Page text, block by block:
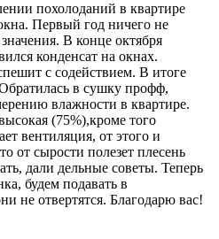
похолоданий в квартире
Первый год ничего не
В конце октября
конденсат на окнах.
с содействием. В итоге
в сушку профф,
влажности в квартире.
(75%),кроме того
вентиляция, от этого и
от сырости полезет плесень
дали дельные советы. Теперь
будем подавать в
не отвертятся. Благодарю вас!